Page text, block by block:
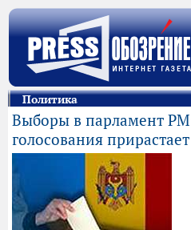
Политика
Выборы в парламент
голосования